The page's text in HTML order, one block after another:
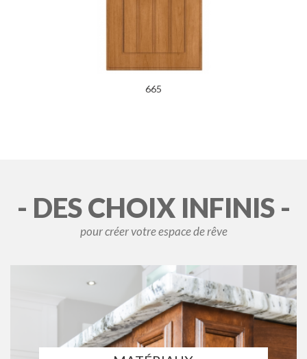
665
- DES CHOIX INFINIS -
pour créer votre espace de rêve